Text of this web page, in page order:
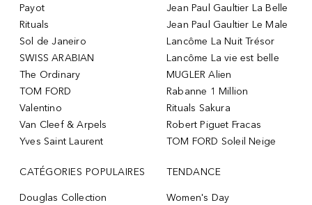
Payot
Rituals
Sol de Janeiro
SWISS ARABIAN
The Ordinary
TOM FORD
Valentino
Van Cleef & Arpels
Yves Saint Laurent
Jean Paul Gaultier La Belle
Jean Paul Gaultier Le Male
Lancôme La Nuit Trésor
Lancôme La vie est belle
MUGLER Alien
Rabanne 1 Million
Rituals Sakura
Robert Piguet Fracas
TOM FORD Soleil Neige
CATÉGORIES POPULAIRES
Douglas Collection
TENDANCE
Women's Day